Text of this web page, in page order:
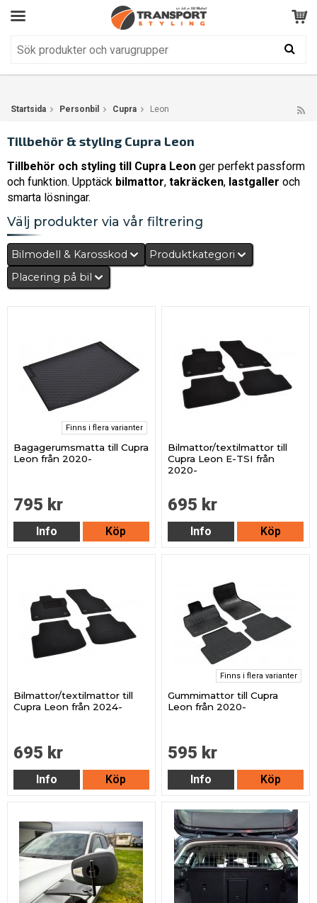
Kundservice
Startsida Personbil Cupra Leon
Tillbehör & styling Cupra Leon
Tillbehör och styling till Cupra Leon ger perfekt passform
och funktion. Upptäck bilmattor, takräcken, lastgaller och
smarta lösningar.
Välj produkter via vår filtrering
Bilmodell & Karosskod
Produktkategori
Placering på bil
Finns i flera varianter
Bagagerumsmatta till Cupra
Leon från 2020-
795 kr
Info Köp
Bilmattor/textilmattor till
Cupra Leon E-TSI från
2020-
695 kr
Info Köp
Bilmattor/textilmattor till
Cupra Leon från 2024-
695 kr
Info Köp
Finns i flera varianter
Gummimattor till Cupra
Leon från 2020-
595 kr
Info Köp